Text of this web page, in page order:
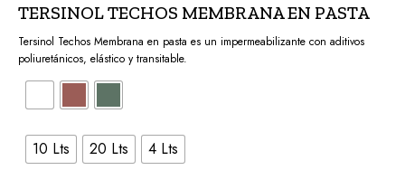
TERSINOL TECHOS MEMBRANA EN PASTA
Tersinol Techos Membrana en pasta es un impermeabilizante con aditivos
poliuretánicos, elástico y transitable.
10 Lts 20 Lts 4 Lts